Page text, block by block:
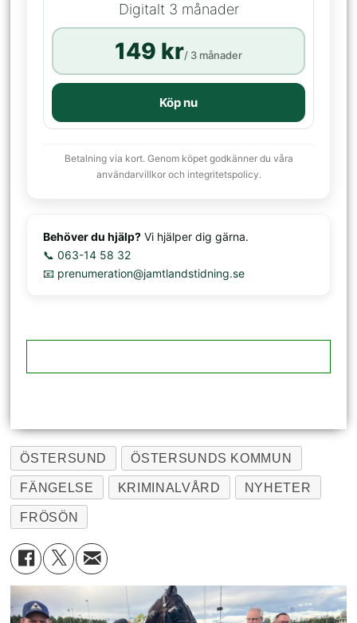
Digitalt 3 månader
149 kr/ 3 månader
Köp nu
Betalning via kort. Genom köpet godkänner du våra
användarvillkor och integritetspolicy.
Behöver du hjälp? Vi hjälper dig gärna.
📞 063-14 58 32
📧 prenumeration@jamtlandstidning.se
ÖSTERSUND ÖSTERSUNDS KOMMUN
FÄNGELSE KRIMINALVÅRD NYHETER
FRÖSÖN